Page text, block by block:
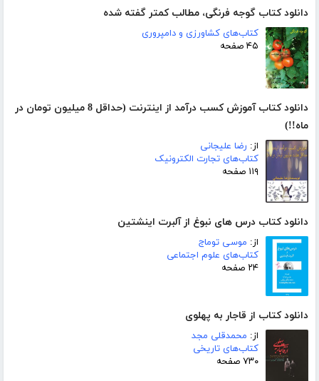
دانلود کتاب گوجه فرنگی، مطالب کمتر گفته شده
کتاب‌های کشاورزی و دامپروری
۴۵ صفحه
دانلود کتاب آموزش کسب درآمد از اینترنت (حداقل 8 میلیون تومان در
ماه!!)
از: رضا علیجانی
کتاب‌های تجارت الکترونیک
۱۱۹ صفحه
دانلود کتاب درس های نبوغ از آلبرت اینشتین
از: موسی توماج
کتاب‌های علوم اجتماعی
۲۴ صفحه
دانلود کتاب از قاجار به پهلوی
از: محمدقلی مجد
کتاب‌های تاریخی
۷۳۰ صفحه